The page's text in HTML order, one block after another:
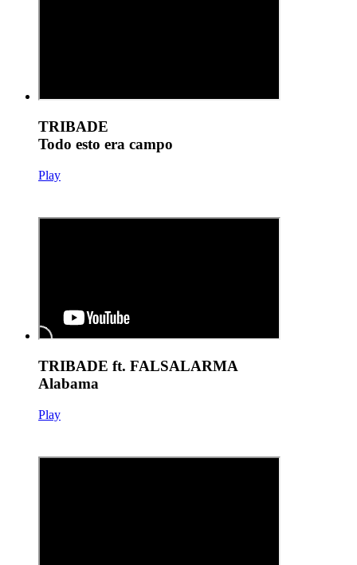
TRIBADE
Todo esto era campo
Play
TRIBADE ft. FALSALARMA
Alabama
Play